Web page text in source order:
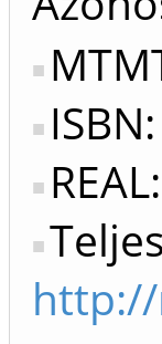
ISBN:
REAL: